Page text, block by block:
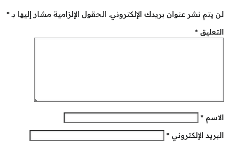
يتم نشر عنوان بريدك الإلكتروني. الحقول الإلزامية مشار إليها بـ
*
*
الإلكتروني*